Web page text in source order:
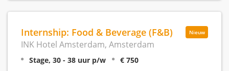
Nieuw
Internship: Food & Beverage (F&B)
INK Hotel Amsterdam, Amsterdam
Stage, 30 - 38 uur p/w € 750